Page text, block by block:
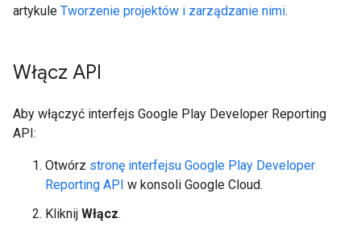
artykule Tworzenie projektów i zarządzanie nimi.
Włącz API
Aby włączyć interfejs Google Play Developer Reporting
API:
Otwórz stronę interfejsu Google Play Developer
Reporting API w konsoli Google Cloud.
Kliknij Włącz.